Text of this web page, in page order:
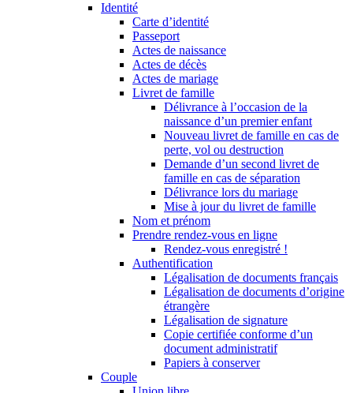
Identité
Carte d’identité
Passeport
Actes de naissance
Actes de décès
Actes de mariage
Livret de famille
Délivrance à l’occasion de la
naissance d’un premier enfant
Nouveau livret de famille en cas de
perte, vol ou destruction
Demande d’un second livret de
famille en cas de séparation
Délivrance lors du mariage
Mise à jour du livret de famille
Nom et prénom
Prendre rendez-vous en ligne
Rendez-vous enregistré !
Authentification
Légalisation de documents français
Légalisation de documents d’origine
étrangère
Légalisation de signature
Copie certifiée conforme d’un
document administratif
Papiers à conserver
Couple